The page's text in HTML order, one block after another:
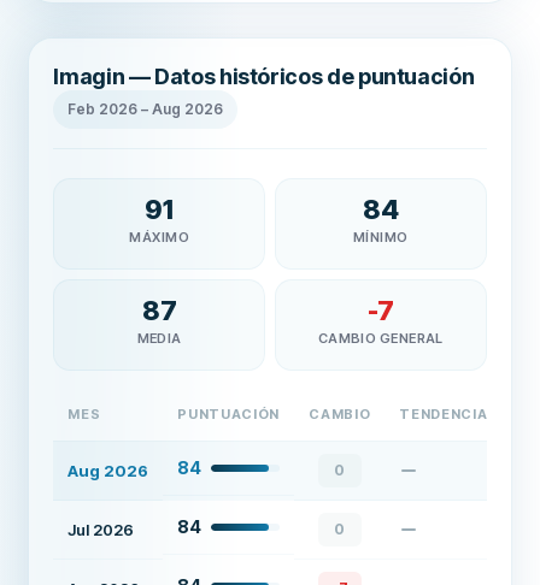
Imagin — Datos históricos de puntuación
Feb 2026 –Aug 2026
91
MÁXIMO
84
MÍNIMO
87
MEDIA
-7
CAMBIO GENERAL
MES PUNTUACIÓN CAMBIO TENDENCIA
Aug 2026 84 0
Jul 2026 84 0